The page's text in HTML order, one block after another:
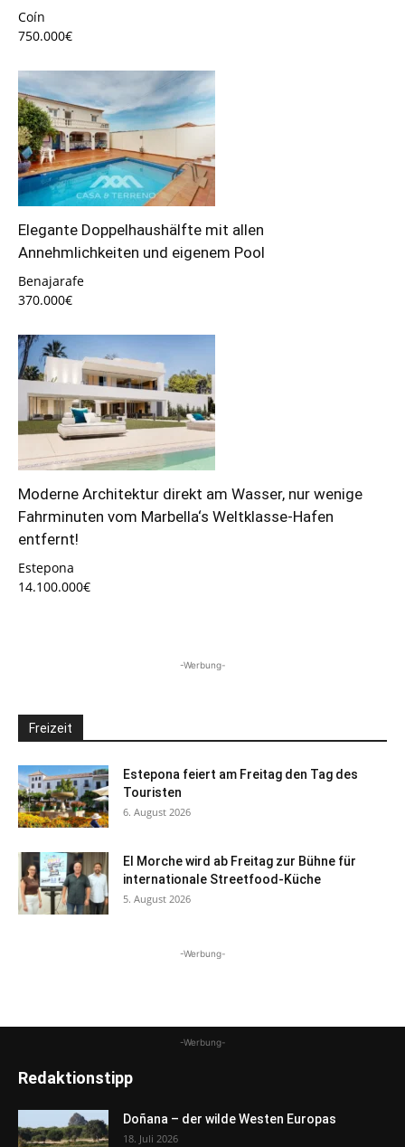
Coín
750.000€
Elegante Doppelhaushälfte mit allen
Annehmlichkeiten und eigenem Pool
Benajarafe
370.000€
Moderne Architektur direkt am Wasser, nur wenige
Fahrminuten vom Marbella‘s Weltklasse-Hafen
entfernt!
Estepona
14.100.000€
-Werbung-
Freizeit
Estepona feiert am Freitag den Tag des
Touristen
6. August 2026
El Morche wird ab Freitag zur Bühne für
internationale Streetfood-Küche
5. August 2026
-Werbung-
-Werbung-
Redaktionstipp
Doñana – der wilde Westen Europas
18. Juli 2026